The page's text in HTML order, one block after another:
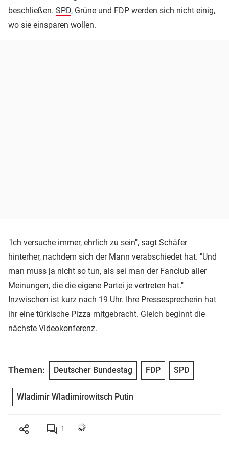
beschließen. SPD, Grüne und FDP werden sich nicht einig,
wo sie einsparen wollen.
"Ich versuche immer, ehrlich zu sein", sagt Schäfer
hinterher, nachdem sich der Mann verabschiedet hat. "Und
man muss ja nicht so tun, als sei man der Fanclub aller
Meinungen, die die eigene Partei je vertreten hat."
Inzwischen ist kurz nach 19 Uhr. Ihre Pressesprecherin hat
ihr eine türkische Pizza mitgebracht. Gleich beginnt die
nächste Videokonferenz.
Themen: Deutscher Bundestag FDP SPD
Wladimir Wladimirowitsch Putin
1